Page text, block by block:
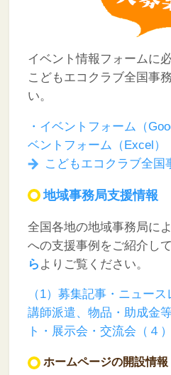
イベント情報フォームに
こどもエコクラブ全国事
い。
・イベントフォーム（
ベントフォーム（Excel
こどもエコクラブ全国
地域事務局支援情報
全国各地の地域事務局に
への支援事例をご紹介して
ら よりご覧ください。
（1）募集記事・ニュー
講師派遣、物品・助成金
ト・展示会・交流会 （４
ホームページの開設情報